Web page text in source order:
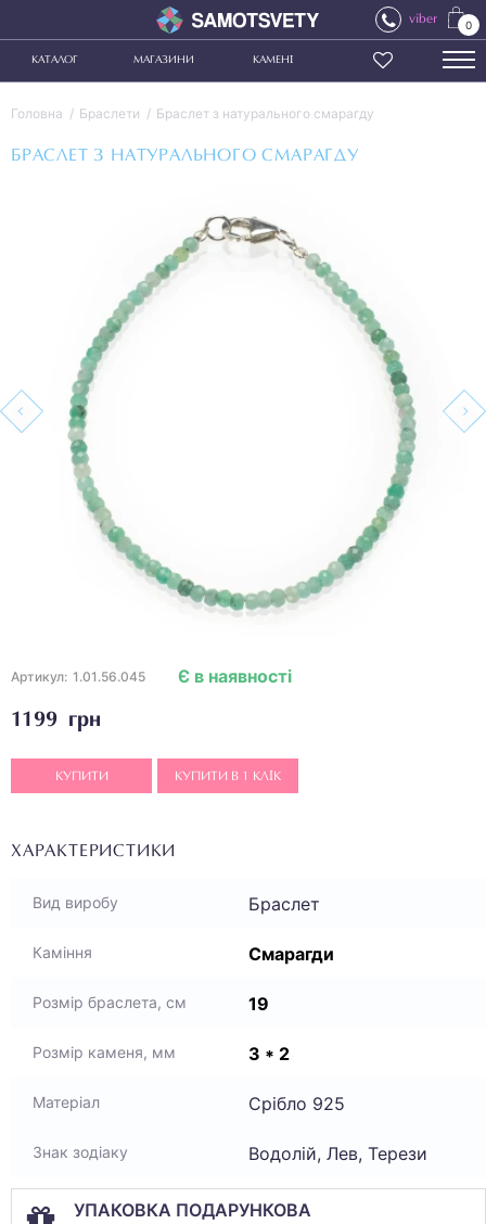
viber 0
КАТАЛОГ МАГАЗИНИ КАМЕНІ
Головна Браслети Браслет з натурального смарагду
БРАСЛЕТ З НАТУРАЛЬНОГО СМАРАГДУ
Артикул: 1.01.56.045
1199 грн
Є в наявності
КУПИТИ КУПИТИ В 1 КЛІК
ХАРАКТЕРИСТИКИ
Вид виробу Браслет
Каміння Смарагди
Розмір браслета, см 19
Розмір каменя, мм 3 * 2
Матеріал Срібло 925
Знак зодіаку Водолій, Лев, Терези
УПАКОВКА ПОДАРУНКОВА